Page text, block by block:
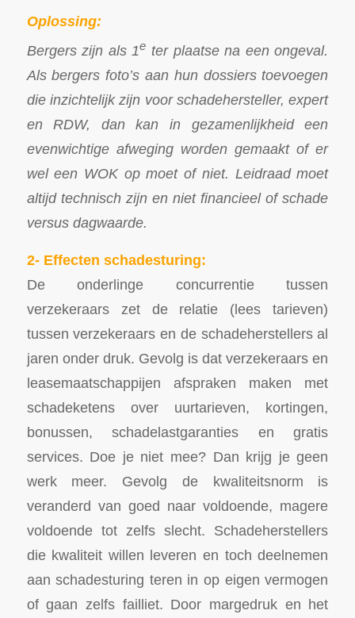
Oplossing:
Bergers zijn als 1e ter plaatse na een ongeval.
Als bergers foto’s aan hun dossiers toevoegen
die inzichtelijk zijn voor schadehersteller, expert
en RDW, dan kan in gezamenlijkheid een
evenwichtige afweging worden gemaakt of er
wel een WOK op moet of niet. Leidraad moet
altijd technisch zijn en niet financieel of schade
versus dagwaarde.
2- Effecten schadesturing:
De onderlinge concurrentie tussen
verzekeraars zet de relatie (lees tarieven)
tussen verzekeraars en de schadeherstellers al
jaren onder druk. Gevolg is dat verzekeraars en
leasemaatschappijen afspraken maken met
schadeketens over uurtarieven, kortingen,
bonussen, schadelastgaranties en gratis
services. Doe je niet mee? Dan krijg je geen
werk meer. Gevolg de kwaliteitsnorm is
veranderd van goed naar voldoende, magere
voldoende tot zelfs slecht. Schadeherstellers
die kwaliteit willen leveren en toch deelnemen
aan schadesturing teren in op eigen vermogen
of gaan zelfs failliet. Door margedruk en het